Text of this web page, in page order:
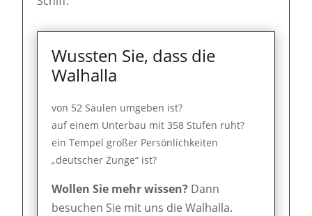
Wussten Sie, dass die
Walhalla
von 52 Säulen umgeben ist?
auf einem Unterbau mit 358 Stufen ruht?
ein Tempel großer Persönlichkeiten
„deutscher Zunge“ ist?
Wollen Sie mehr wissen? Dann
besuchen Sie mit uns die Walhalla.